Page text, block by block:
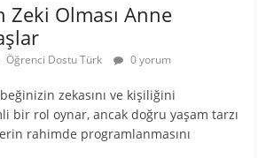
Zeki Olması Anne
Öğrenci Dostu Türk 0 yorum
zekasını ve kişiliğini
bir rol oynar, ancak doğru yaşam tarzı
rahimde programlanmasını